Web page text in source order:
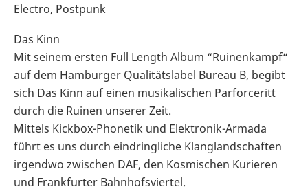
Electro, Postpunk
Das Kinn
Mit seinem ersten Full Length Album “Ruinenkampf“
auf dem Hamburger Qualitätslabel Bureau B, begibt
sich Das Kinn auf einen musikalischen Parforceritt
durch die Ruinen unserer Zeit.
Mittels Kickbox-Phonetik und Elektronik-Armada
führt es uns durch eindringliche Klanglandschaften
irgendwo zwischen DAF, den Kosmischen Kurieren
und Frankfurter Bahnhofsviertel.